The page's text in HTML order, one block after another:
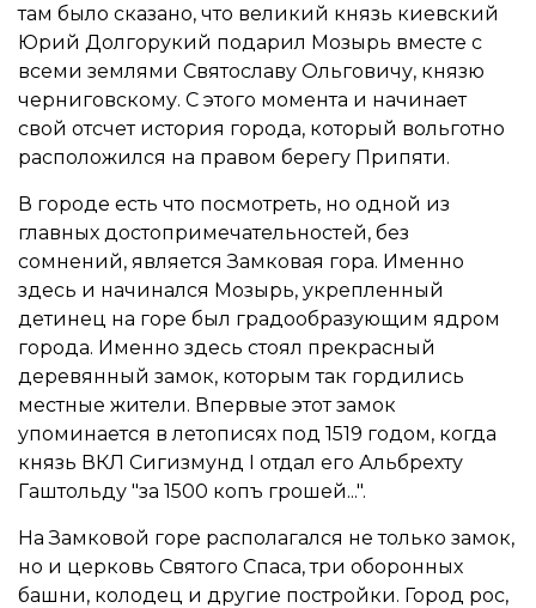
там было сказано, что великий князь киевский
Юрий Долгорукий подарил Мозырь вместе с
всеми землями Святославу Ольговичу, князю
черниговскому. С этого момента и начинает
свой отсчет история города, который вольготно
расположился на правом берегу Припяти.
В городе есть что посмотреть, но одной из
главных достопримечательностей, без
сомнений, является Замковая гора. Именно
здесь и начинался Мозырь, укрепленный
детинец на горе был градообразующим ядром
города. Именно здесь стоял прекрасный
деревянный замок, которым так гордились
местные жители. Впервые этот замок
упоминается в летописях под 1519 годом, когда
князь ВКЛ Сигизмунд I отдал его Альбрехту
Гаштольду "за 1500 копъ грошей...".
На Замковой горе располагался не только замок,
но и церковь Святого Спаса, три оборонных
башни, колодец и другие постройки. Город рос,